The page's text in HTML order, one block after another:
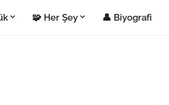
🧩 Her Şey 👤 Biyografi